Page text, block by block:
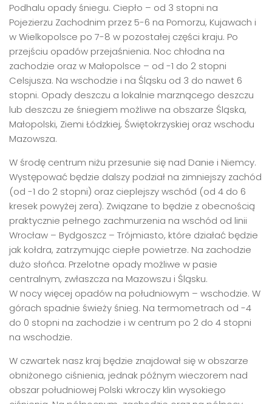
Podhalu opady śniegu. Ciepło – od 3 stopni na
Pojezierzu Zachodnim przez 5-6 na Pomorzu, Kujawach i
w Wielkopolsce po 7-8 w pozostałej części kraju. Po
przejściu opadów przejaśnienia. Noc chłodna na
zachodzie oraz w Małopolsce – od -1 do 2 stopni
Celsjusza. Na wschodzie i na Śląsku od 3 do nawet 6
stopni. Opady deszczu a lokalnie marznącego deszczu
lub deszczu ze śniegiem możliwe na obszarze Śląska,
Małopolski, Ziemi Łódzkiej, Świętokrzyskiej oraz wschodu
Mazowsza.
W środę centrum niżu przesunie się nad Danie i Niemcy.
Występować będzie dalszy podział na zimniejszy zachód
(od -1 do 2 stopni) oraz cieplejszy wschód (od 4 do 6
kresek powyżej zera). Związane to będzie z obecnością
praktycznie pełnego zachmurzenia na wschód od linii
Wrocław – Bydgoszcz – Trójmiasto, które działać będzie
jak kołdra, zatrzymując ciepłe powietrze. Na zachodzie
dużo słońca. Przelotne opady możliwe w pasie
centralnym, zwłaszcza na Mazowszu i Śląsku.
W nocy więcej opadów na południowym – wschodzie. W
górach spadnie świeży śnieg. Na termometrach od -4
do 0 stopni na zachodzie i w centrum po 2 do 4 stopni
na wschodzie.
W czwartek nasz kraj będzie znajdował się w obszarze
obniżonego ciśnienia, jednak późnym wieczorem nad
obszar południowej Polski wkroczy klin wysokiego